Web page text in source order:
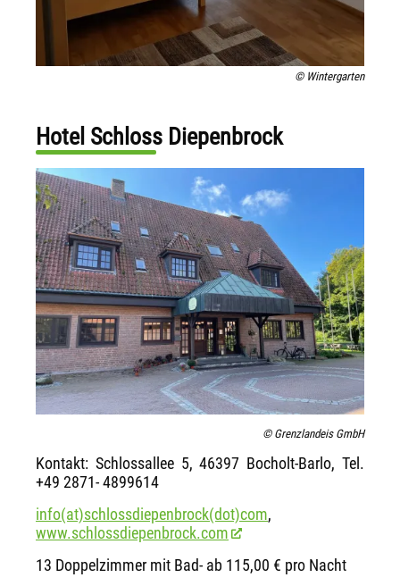
© Wintergarten
Hotel Schloss Diepenbrock
© Grenzlandeis GmbH
Kontakt: Schlossallee 5, 46397 Bocholt-Barlo, Tel.
+49 2871- 4899614
info(at)schlossdiepenbrock(dot)com,
www.schlossdiepenbrock.com
13 Doppelzimmer mit Bad- ab 115,00 € pro Nacht